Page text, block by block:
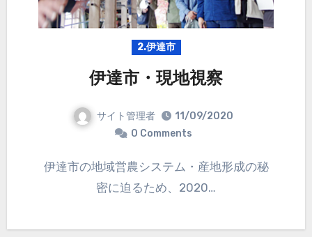
2.伊達市
伊達市・現地視察
サイト管理者
11/09/2020
0 Comments
伊達市の地域営農システム・産地形成の秘
密に迫るため、2020…